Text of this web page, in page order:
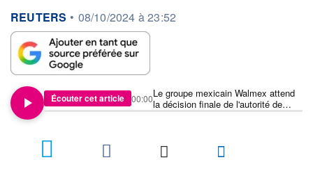
information fournie par
REUTERS • 08/10/2024 à 23:52
Écouter cet article
Le groupe mexicain Walmex attend
la décision finale de l'autorité de
surveillance des ententes et des
00:00